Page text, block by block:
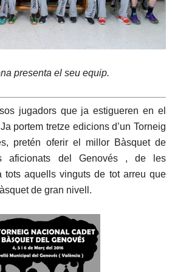
presenta el seu equip.
jugadors que ja estigueren en el
portem tretze edicions d’un Torneig
pretén oferir el millor Bàsquet de
aficionats del Genovés , de les
tots aquells vinguts de tot arreu que
de gran nivell.